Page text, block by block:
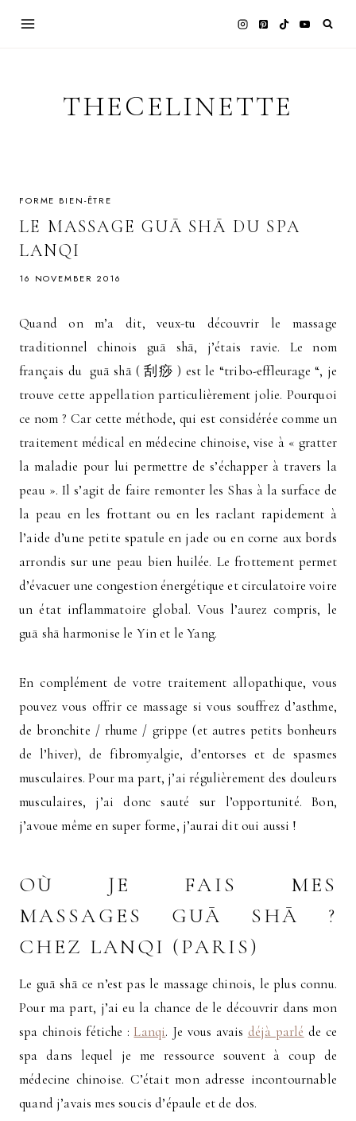
THECELINETTE
FORME BIEN-ÊTRE
LE MASSAGE GUĀ SHĀ DU SPA
LANQI
16 NOVEMBER 2016
Quand on m’a dit, veux-tu découvrir le massage
traditionnel chinois guā shā, j’étais ravie. Le nom
français du guā shā ( 刮痧 ) est le “tribo-effleurage “, je
trouve cette appellation particulièrement jolie. Pourquoi
ce nom ? Car cette méthode, qui est considérée comme un
traitement médical en médecine chinoise, vise à « gratter
la maladie pour lui permettre de s’échapper à travers la
peau ». Il s’agit de faire remonter les Shas à la surface de
la peau en les frottant ou en les raclant rapidement à
l’aide d’une petite spatule en jade ou en corne aux bords
arrondis sur une peau bien huilée. Le frottement permet
d’évacuer une congestion énergétique et circulatoire voire
un état inflammatoire global. Vous l’aurez compris, le
guā shā harmonise le Yin et le Yang.
En complément de votre traitement allopathique, vous
pouvez vous offrir ce massage si vous souffrez d’asthme,
de bronchite / rhume / grippe (et autres petits bonheurs
de l’hiver), de fibromyalgie, d’entorses et de spasmes
musculaires. Pour ma part, j’ai régulièrement des douleurs
musculaires, j’ai donc sauté sur l’opportunité. Bon,
j’avoue même en super forme, j’aurai dit oui aussi !
OÙ JE FAIS MES
MASSAGES GUĀ SHĀ ?
CHEZ LANQI (PARIS)
Le guā shā ce n’est pas le massage chinois, le plus connu.
Pour ma part, j’ai eu la chance de le découvrir dans mon
spa chinois fétiche : Lanqi. Je vous avais déjà parlé de ce
spa dans lequel je me ressource souvent à coup de
médecine chinoise. C’était mon adresse incontournable
quand j’avais mes soucis d’épaule et de dos.